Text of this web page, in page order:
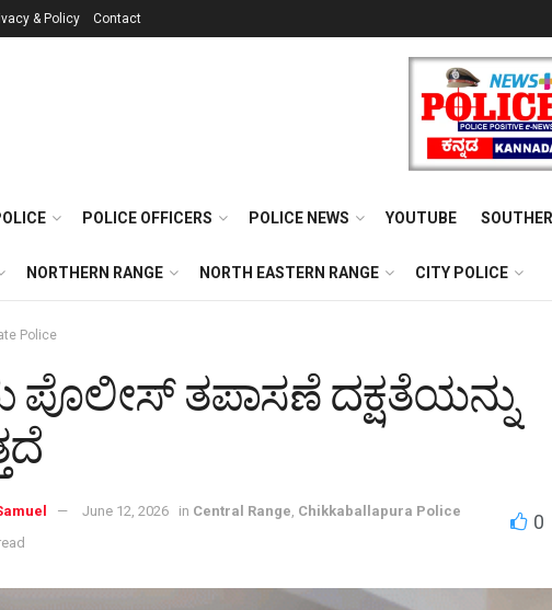
& Policy Contact
POLICE OFFICERS POLICE NEWS YOUTUBE
NORTHERN RANGE NORTH EASTERN RANGE CITY POLICE
Police
ಪೊಲೀಸ್ ತಪಾಸಣೆ ದಕ್ಷತೆಯನ್ನು
June 12, 2026 in Central Range Chikkaballapura Police
0